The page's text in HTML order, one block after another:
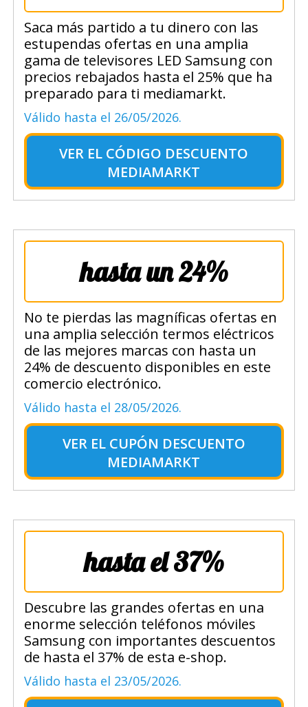
Saca más partido a tu dinero con las
estupendas ofertas en una amplia
gama de televisores LED Samsung con
precios rebajados hasta el 25% que ha
preparado para ti mediamarkt.
Válido hasta el 26/05/2026.
VER EL CÓDIGO DESCUENTO
MEDIAMARKT
hasta un 24%
No te pierdas las magníficas ofertas en
una amplia selección termos eléctricos
de las mejores marcas con hasta un
24% de descuento disponibles en este
comercio electrónico.
Válido hasta el 28/05/2026.
VER EL CUPÓN DESCUENTO
MEDIAMARKT
hasta el 37%
Descubre las grandes ofertas en una
enorme selección teléfonos móviles
Samsung con importantes descuentos
de hasta el 37% de esta e-shop.
Válido hasta el 23/05/2026.